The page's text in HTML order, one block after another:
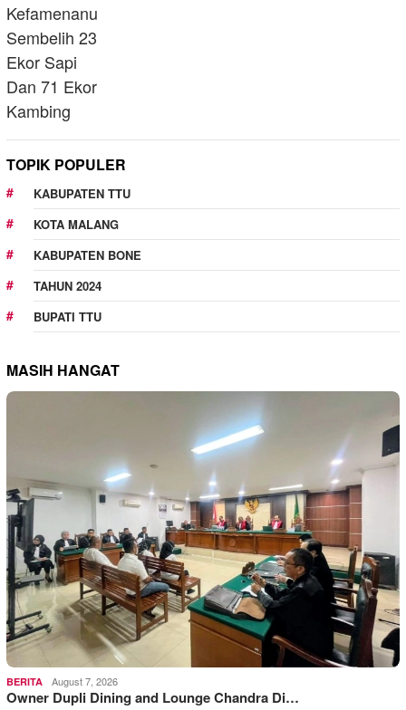
TOPIK POPULER
KABUPATEN TTU
KOTA MALANG
KABUPATEN BONE
TAHUN 2024
BUPATI TTU
MASIH HANGAT
BERITA August 7, 2026
Owner Dupli Dining and Lounge Chandra Di…